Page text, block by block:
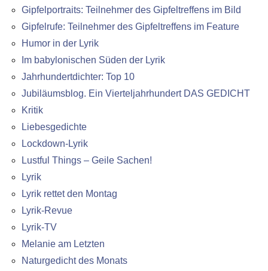
Gipfelportraits: Teilnehmer des Gipfeltreffens im Bild
Gipfelrufe: Teilnehmer des Gipfeltreffens im Feature
Humor in der Lyrik
Im babylonischen Süden der Lyrik
Jahrhundertdichter: Top 10
Jubiläumsblog. Ein Vierteljahrhundert DAS GEDICHT
Kritik
Liebesgedichte
Lockdown-Lyrik
Lustful Things – Geile Sachen!
Lyrik
Lyrik rettet den Montag
Lyrik-Revue
Lyrik-TV
Melanie am Letzten
Naturgedicht des Monats